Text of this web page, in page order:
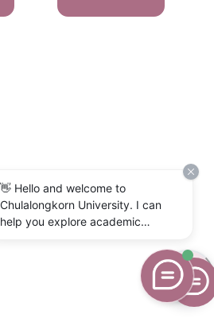
👋 Hello and welcome to
Chulalongkorn University. I can
help you explore academic